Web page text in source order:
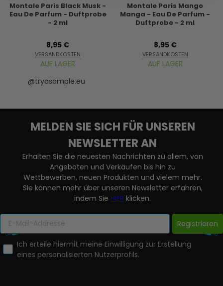
Montale Paris Black Musk -
Eau De Parfum - Duftprobe
- 2 ml
8,95 €
VERSANDKOSTEN
AUF LAGER
Montale Paris Mango
Manga - Eau De Parfum -
Duftprobe - 2 ml
8,95 €
VERSANDKOSTEN
AUF LAGER
@tryasample.eu
MELDEN SIE SICH FÜR UNSEREN
NEWSLETTER AN
Erhalten Sie die neuesten Nachrichten zu allem, von
Angeboten und Verkäufen bis hin zu
Wettbewerben, neuen Produkten und vielem mehr.
Sie können mehr über unseren Newsletter erfahren,
indem SieHIER klicken.
Registrieren
Ich erteile hiermit meine Einwilligung zur Erstellung
eines personalisierten Nutzerprofils.